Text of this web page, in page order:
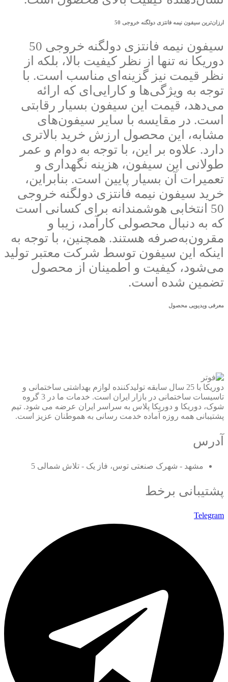
ارزان‌ترین سیفون نیمه فانتزی دولگنه خروجی 50
سیفون نیمه فانتزی دولگنه خروجی 50
دوریکا نه‌ تنها از نظر کیفیت بالا، بلکه از
نظر قیمت نیز گزینه‌ای مناسب است. با
توجه به ویژگی‌ها و کارایی‌ای که ارائه
می‌دهد، قیمت این سیفون بسیار رقابتی
است. در مقایسه با سایر سیفون‌های
مشابه، این محصول ارزش خرید بالاتری
دارد. علاوه بر این، با توجه به دوام و عمر
طولانی این سیفون، هزینه نگهداری و
تعمیرات آن بسیار پایین است. بنابراین،
خرید سیفون نیمه فانتزی دولگنه خروجی
50 انتخابی هوشمندانه برای کسانی است
که به دنبال محصولی کارآمد، زیبا و
مقرون‌به‌صرفه هستند. همچنین، با توجه به
اینکه این سیفون توسط شرکت‌ معتبر تولید
می‌شود، کیفیت و اطمینان از محصول
تضمین شده است.
معرفی ویدیویی محصول
دوریکا با 25 سال سابقه تولیدکننده لوازم بهداشتی ساختمانی و
تاسیسات ساختمانی در بازار ایران است. خدمات ما در 3 گروه
شوک، دوریکا و دوریکا پلاس به سراسر ایران عرضه می شود. تیم
پشتیبانی همه روزه آماده خدمت رسانی به هموطنان عزیز است.
آدرس
مشهد - شهرک صنعتی توس، فاز یک - تلاش شمالی 5
پشتیبانی برخط
Telegram